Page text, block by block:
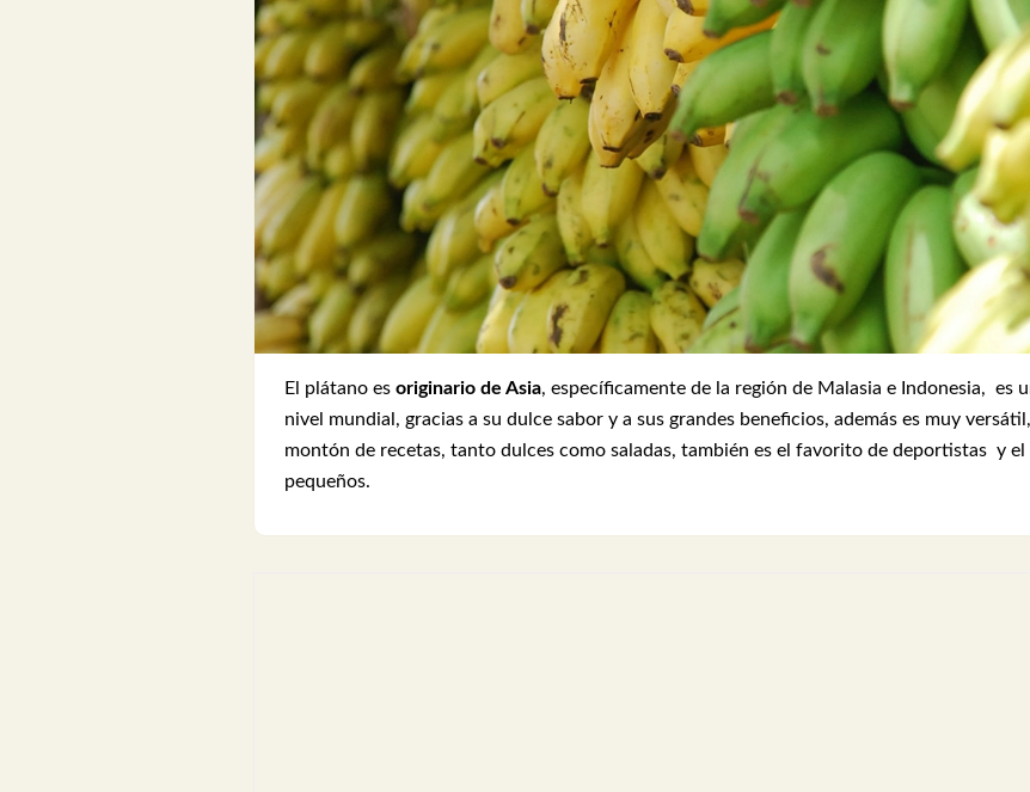
El plátano es originario de Asia, específicamente de la región de Malasia e Indonesia, es
nivel mundial, gracias a su dulce sabor y a sus grandes beneficios, además es muy
montón de recetas, tanto dulces como saladas, también es el favorito de deportistas y el
pequeños.